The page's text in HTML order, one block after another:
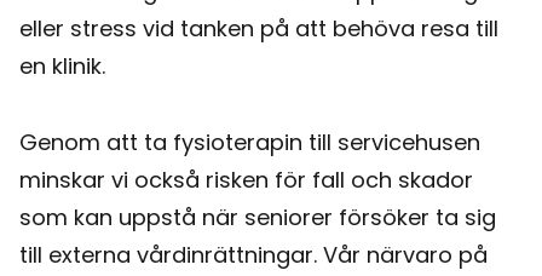
eller stress vid tanken på att behöva resa till
en klinik.
Genom att ta fysioterapin till servicehusen
minskar vi också risken för fall och skador
som kan uppstå när seniorer försöker ta sig
till externa vårdinrättningar. Vår närvaro på